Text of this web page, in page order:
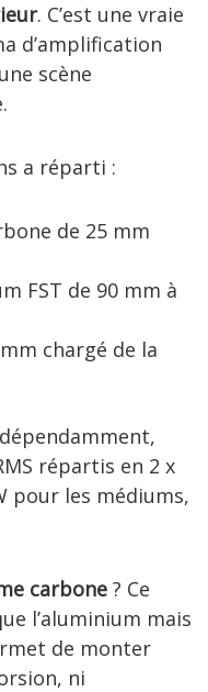
. C’est une vraie
d’amplification
scène
a réparti :
de 25 mm
FST de 90 mm à
chargé de la
répartis en 2 x
pour les médiums,
carbone ? Ce
l’aluminium mais
de monter
ni